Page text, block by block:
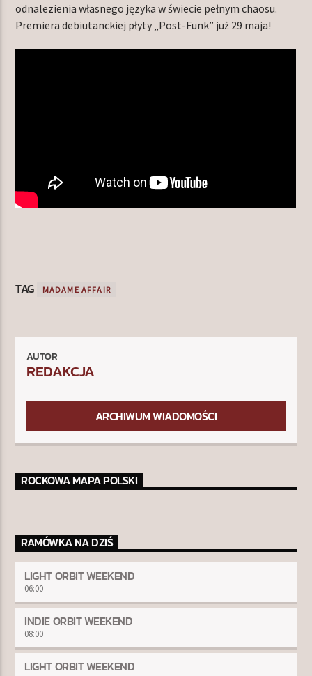
odnalezienia własnego języka w świecie pełnym chaosu.
Premiera debiutanckiej płyty „Post-Funk” już 29 maja!
TAG MADAME AFFAIR
AUTOR
REDAKCJA
ARCHIWUM WIADOMOŚCI
ROCKOWA MAPA POLSKI
RAMÓWKA NA DZIŚ
LIGHT ORBIT WEEKEND
06:00
INDIE ORBIT WEEKEND
08:00
LIGHT ORBIT WEEKEND